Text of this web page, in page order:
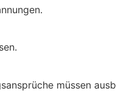
müssen